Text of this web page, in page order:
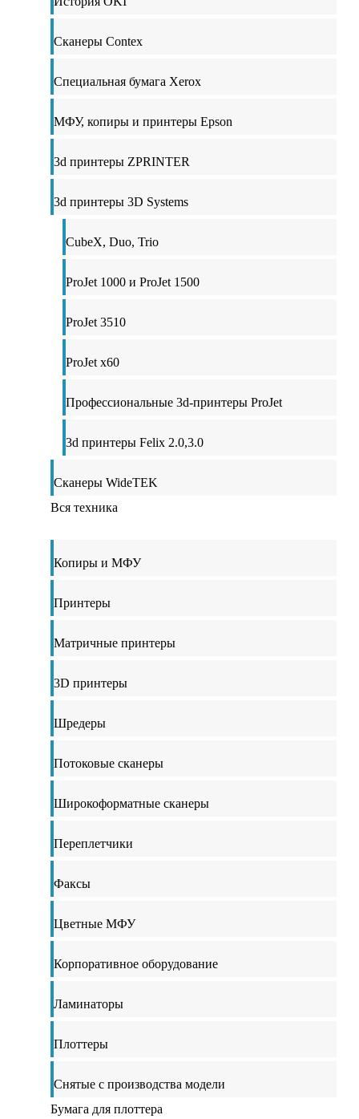
Сканеры Contex
Специальная бумага Xerox
МФУ, копиры и принтеры Epson
3d принтеры ZPRINTER
3d принтеры 3D Systems
CubeX, Duo, Trio
ProJet 1000 и ProJet 1500
ProJet 3510
ProJet x60
Профессиональные 3d-принтеры ProJet
3d принтеры Felix 2.0,3.0
Сканеры WideTEK
Вся техника
Копиры и МФУ
Принтеры
Матричные принтеры
3D принтеры
Шредеры
Потоковые сканеры
Широкоформатные сканеры
Переплетчики
Факсы
Цветные МФУ
Корпоративное оборудование
Ламинаторы
Плоттеры
Снятые с производства модели
Бумага для плоттера